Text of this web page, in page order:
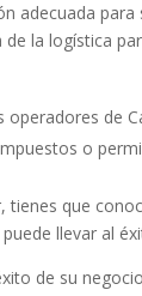
adecuada
la logística
de
o
que
llevar al
de su